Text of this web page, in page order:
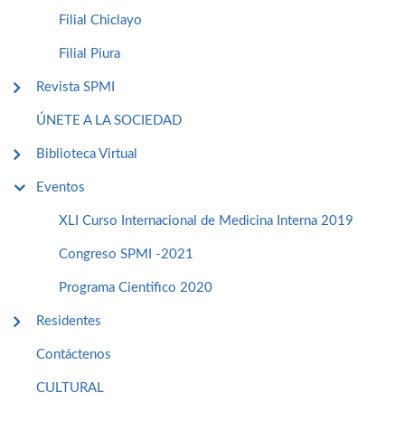
Filial Chiclayo
Filial Piura
Revista SPMI
ÚNETE A LA SOCIEDAD
Biblioteca Virtual
Eventos
XLI Curso Internacional de Medicina Interna 2019
Congreso SPMI -2021
Programa Cientifico 2020
Residentes
Contáctenos
CULTURAL